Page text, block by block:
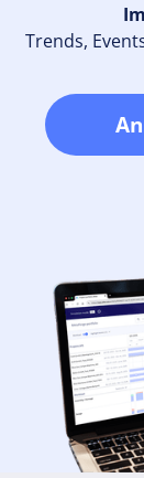
Trends,